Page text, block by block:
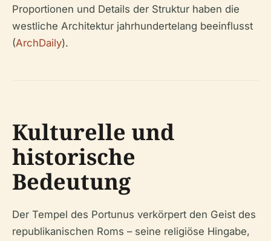
Proportionen und Details der Struktur haben die
westliche Architektur jahrhundertelang beeinflusst
(ArchDaily).
Kulturelle und
historische
Bedeutung
Der Tempel des Portunus verkörpert den Geist des
republikanischen Roms – seine religiöse Hingabe,